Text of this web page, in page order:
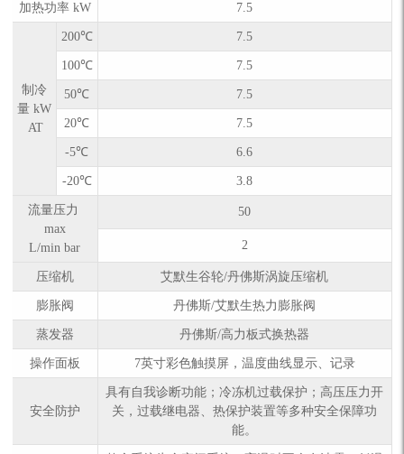
加热功率 kW 7.5
制冷
量 kW
AT
200℃ 7.5
100℃ 7.5
50℃ 7.5
20℃ 7.5
-5℃ 6.6
-20℃ 3.8
流量压力
max
L/min bar
50
2
压缩机 艾默生谷轮/丹佛斯涡旋压缩机
膨胀阀 丹佛斯/艾默生热力膨胀阀
蒸发器 丹佛斯/高力板式换热器
操作面板 7英寸彩色触摸屏，温度曲线显示、记录
安全防护
具有自我诊断功能；冷冻机过载保护；高压压力开
关，过载继电器、热保护装置等多种安全保障功
能。